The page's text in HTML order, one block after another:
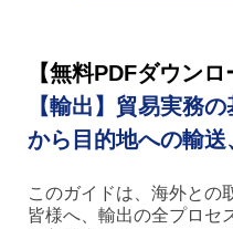
【無料PDFダウンロ
【輸出】貿易実務
から目的地への輸
このガイドは、海外との
皆様へ、輸出の全プロセ